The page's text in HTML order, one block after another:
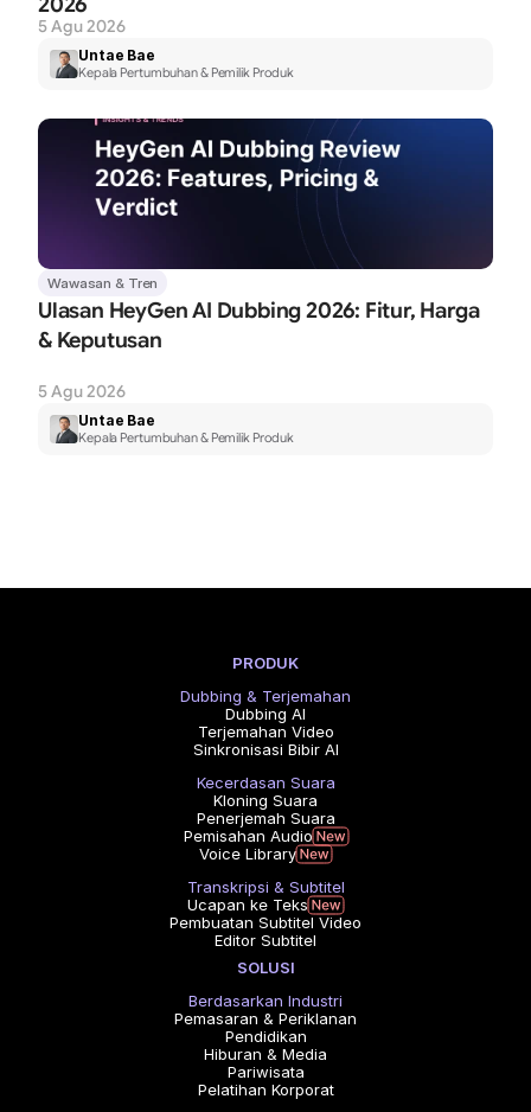
5 Agu 2026
Untae Bae
Kepala Pertumbuhan & Pemilik Produk
Wawasan & Tren
Ulasan HeyGen AI Dubbing 2026: Fitur, Harga
& Keputusan
5 Agu 2026
Untae Bae
Kepala Pertumbuhan & Pemilik Produk
PRODUK
Dubbing & Terjemahan
Dubbing AI
Terjemahan Video
Sinkronisasi Bibir AI
Kecerdasan Suara
Kloning Suara
Penerjemah Suara
Pemisahan Audio
Voice Library
Transkripsi & Subtitel
Ucapan ke Teks
Pembuatan Subtitel Video
Editor Subtitel
SOLUSI
Berdasarkan Industri
Pemasaran & Periklanan
Pendidikan
Hiburan & Media
Pariwisata
Pelatihan Korporat